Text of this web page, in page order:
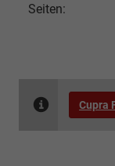
Seiten:
Cupra